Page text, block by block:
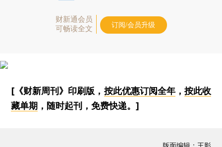
财新通会员
可畅读全文
订阅/会员升级
[《财新周刊》印刷版， 按此优惠订阅全年， 按此收
藏单期 ，随时起刊，免费快递。]
版面编辑：王影